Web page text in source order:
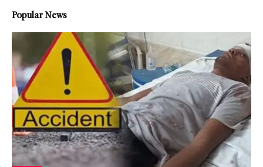
Popular News